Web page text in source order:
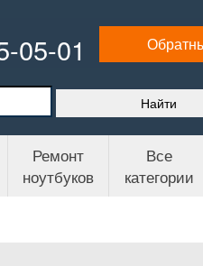
05-01
Ремонт
ноутбуков
Все
категории